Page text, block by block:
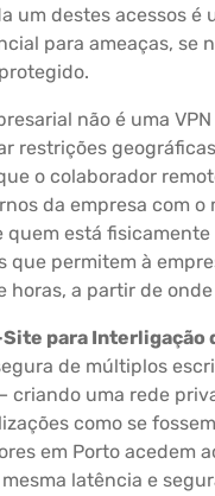
um destes acessos é
para ameaças, se
não é uma
restrições
o colaborador
da empresa com o
quem está
que permitem à
horas, a partir de
para Interligação
de múltiplos
criando uma rede
como se
em Porto acedem
latência e